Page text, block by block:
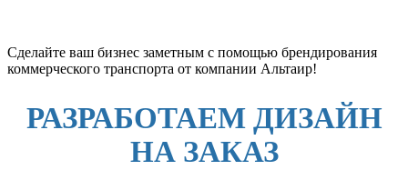
Сделайте ваш бизнес заметным с помощью брендирования
коммерческого транспорта от компании Альтаир!
РАЗРАБОТАЕМ ДИЗАЙН
НА ЗАКАЗ